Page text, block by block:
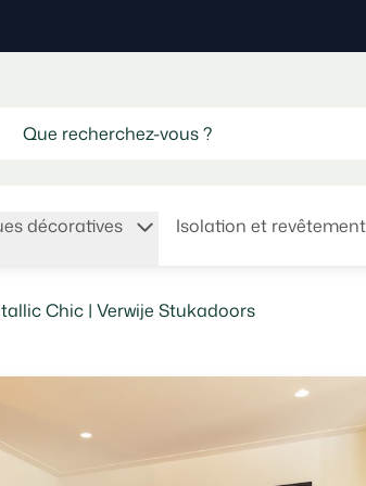
décoratives Isolation et
Chic | Verwije Stukadoors